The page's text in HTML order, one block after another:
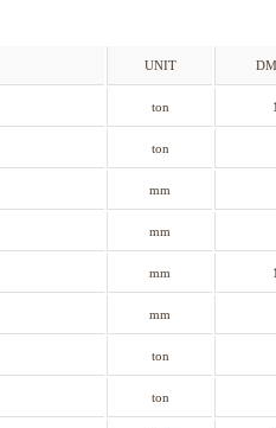
UNIT
ton
ton
mm
mm
mm
mm
ton
ton